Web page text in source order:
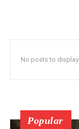
No posts to display
Popular